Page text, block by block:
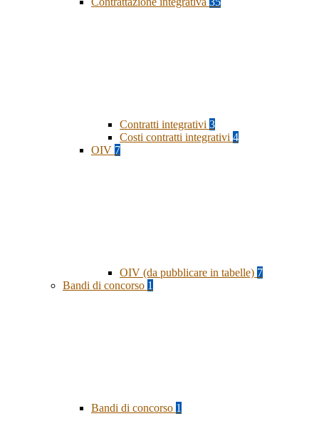
Contratti integrativi 3
Costi contratti integrativi 4
OIV 7
OIV (da pubblicare in tabelle) 7
Bandi di concorso 1
Bandi di concorso 1